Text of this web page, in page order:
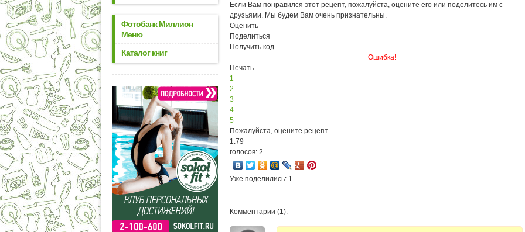
Фотобанк Миллион
Меню
Каталог книг
Если Вам понравился этот рецепт, пожалуйста, оцените его или поделитесь им с
друзьями. Мы будем Вам очень признательны.
Оценить
Поделиться
Получить код
Ошибка!
Печать
1
2
3
4
5
Пожалуйста, оцените рецепт
1.79
голосов: 2
Уже поделились: 1
Комментарии (1):